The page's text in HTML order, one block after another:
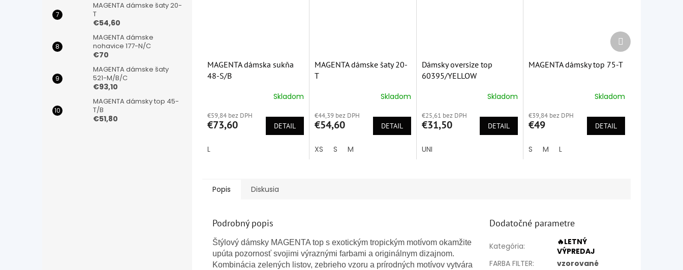
MAGENTA dámske šaty 20-
T
€54,60
MAGENTA dámske
nohavice 177-N/C
€70
MAGENTA dámske šaty
521-M/B/C
€93,10
MAGENTA dámsky top 45-
T/B
€51,80
MAGENTA dámska sukňa
48-S/B
produktu
je
z
Skladom
€59,84 bez DPH
€73,60 DETAIL
L
MAGENTA dámske šaty 20-
T
produktu
je
z
Skladom
€44,39 bez DPH
€54,60 DETAIL
XS S M
Dámsky oversize top
60395/YELLOW
produktu
je
z
Skladom
€25,61 bez DPH
€31,50 DETAIL
UNI
MAGENTA dámsky top 75-T
produktu
je
z
Skladom
€39,84 bez DPH
€49 DETAIL
S M L
Ďalší
produkt
Popis Diskusia
Podrobný popis
Štýlový dámsky MAGENTA top s exotickým tropickým motívom okamžite
upúta pozornosť svojimi výraznými farbami a originálnym dizajnom.
Kombinácia zelených listov, zebrieho vzoru a prírodných motívov vytvára
Dodatočné parametre
Kategória:
🔥LETNÝ
VÝPREDAJ
FARBA FILTER:
vzorované